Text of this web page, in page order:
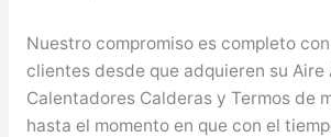
Nuestro compromiso es completo
clientes desde que adquieren su
Calentadores Calderas y Termos de
hasta el momento en que con el